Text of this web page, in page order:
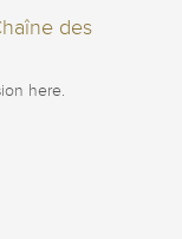
des
here.